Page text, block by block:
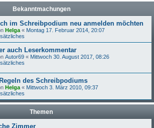
Bekanntmachungen
im Schreibpodium neu anmelden möchten
Helga « Montag 17. Februar 2014, 20:07
auch Leserkommentar
Autor69 « Mittwoch 30. August 2017, 08:26
des Schreibpodiums
Helga « Mittwoch 3. März 2010, 09:37
Themen
Zimmer